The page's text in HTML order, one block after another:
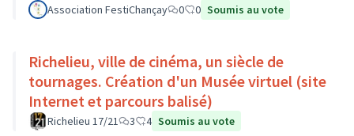
Association FestiChançay 0 0 Soumis au vote
Richelieu, ville de cinéma, un siècle de
tournages. Création d'un Musée virtuel (site
Internet et parcours balisé)
Richelieu 17/21 3 4 Soumis au vote